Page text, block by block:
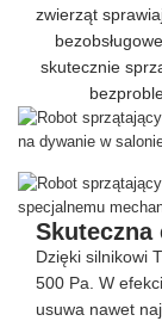
zwierząt
skutecznie
Skuteczna
Dzięki silnikowi
500 Pa. W
usuwa nawet